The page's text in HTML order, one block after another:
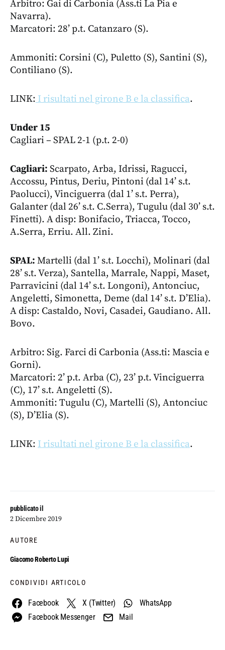
pubblicato il
2 Dicembre 2019
AUTORE
Giacomo Roberto Lupi
CONDIVIDI ARTICOLO
Facebook X (Twitter)
WhatsApp
Facebook Messenger
Mail
Arbitro: Gai di Carbonia (Ass.ti La Pia e
Navarra).
Marcatori: 28’ p.t. Catanzaro (S).
Ammoniti: Corsini (C), Puletto (S), Santini (S),
Contiliano (S).
LINK: I risultati nel girone B e la classifica.
Under 15
Cagliari – SPAL 2-1 (p.t. 2-0)
Cagliari: Scarpato, Arba, Idrissi, Ragucci,
Accossu, Pintus, Deriu, Pintoni (dal 14’ s.t.
Paolucci), Vinciguerra (dal 1’ s.t. Perra),
Galanter (dal 26’ s.t. C.Serra), Tugulu (dal 30’ s.t.
Finetti). A disp: Bonifacio, Triacca, Tocco,
A.Serra, Erriu. All. Zini.
SPAL: Martelli (dal 1’ s.t. Locchi), Molinari (dal
28’ s.t. Verza), Santella, Marrale, Nappi, Maset,
Parravicini (dal 14’ s.t. Longoni), Antonciuc,
Angeletti, Simonetta, Deme (dal 14’ s.t. D’Elia).
A disp: Castaldo, Novi, Casadei, Gaudiano. All.
Bovo.
Arbitro: Sig. Farci di Carbonia (Ass.ti: Mascia e
Gorni).
Marcatori: 2’ p.t. Arba (C), 23’ p.t. Vinciguerra
(C), 17’ s.t. Angeletti (S).
Ammoniti: Tugulu (C), Martelli (S), Antonciuc
(S), D’Elia (S).
LINK: I risultati nel girone B e la classifica.